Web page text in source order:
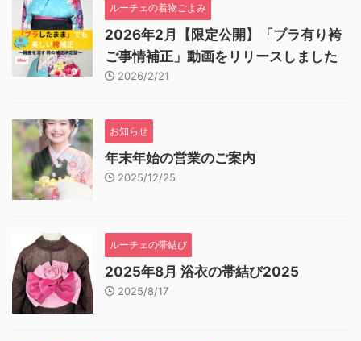
ルーチェの着物ごよみ
2026年2月【限定公開】「ブラ有り袴
ご事情補正」動画をリリースしました
2026/2/21
お知らせ
年末年始の営業のご案内
2025/12/25
ルーチェの帯結び
2025年8月 浴衣の帯結び2025
2025/8/17